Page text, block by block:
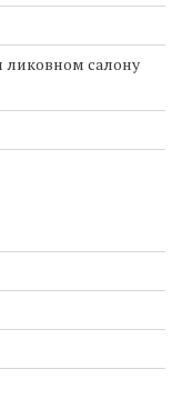
ликовном салону